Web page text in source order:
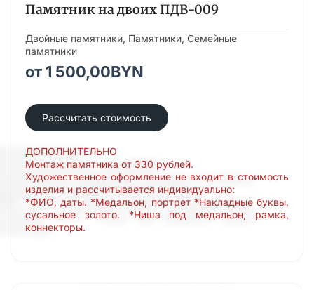
Памятник на двоих ПДВ-009
Двойные памятники, Памятники, Семейные
памятники
от 1 500,00BYN
Рассчитать стоимость
ДОПОЛНИТЕЛЬНО
Монтаж памятника от 330 рублей.
Художественное оформление не входит в стоимость
изделия и рассчитывается индивидуально:
*ФИО, даты. *Медальон, портрет *Накладные буквы,
сусальное золото. *Ниша под медальон, рамка,
коннекторы.